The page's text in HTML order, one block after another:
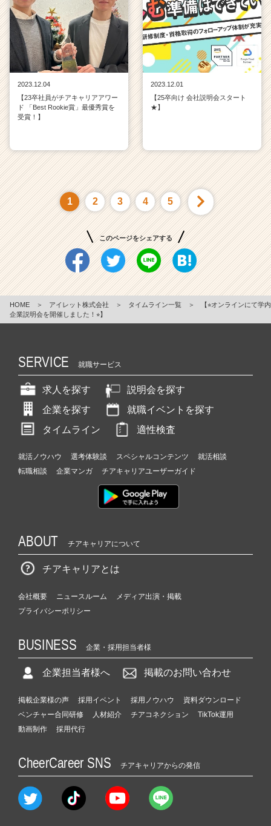
2023.12.04
【23卒社員がチアキャリアアワー
ド 「Best Rookie賞」最優秀賞を
受賞！】
2023.12.01
【25卒向け 会社説明会スタート
★】
1 2 3 4 5
このページをシェアする
HOME ＞ アイレット株式会社 ＞ タイムライン一覧 ＞
【⭐︎オンラインにて学内
企業説明会を開催しました！⭐︎】
SERVICE 就職サービス
求人を探す
説明会を探す
企業を探す
就職イベントを探す
タイムライン
適性検査
就活ノウハウ 選考体験談 スペシャルコンテンツ
就活相談
転職相談
企業マンガ チアキャリアユーザーガイド
ABOUT チアキャリアについて
チアキャリアとは
会社概要 ニュースルーム
メディア出演・掲載
プライバシーポリシー
BUSINESS 企業・採用担当者様
企業担当者様へ 掲載のお問い合わせ
掲載企業様の声 採用イベント 採用ノウハウ
資料ダウンロード
ベンチャー合同研修
人材紹介 チアコネクション
TikTok運用
動画制作
採用代行
CheerCareer SNS チアキャリアからの発信